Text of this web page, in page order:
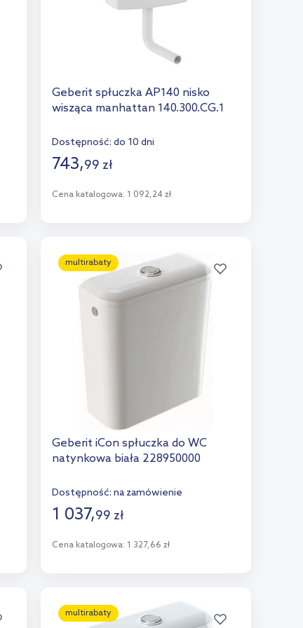
Geberit spłuczka AP140 nisko
wisząca manhattan 140.300.CG.1
Dostępność: do 10 dni
743,99 zł
Cena katalogowa: 1 092,24 zł
Dodaj do porównania
multirabaty
Geberit iCon spłuczka do WC
natynkowa biała 228950000
Dostępność: na zamówienie
1 037,99 zł
Cena katalogowa: 1 327,66 zł
Dodaj do porównania
multirabaty